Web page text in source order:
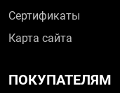
Сертификаты
Карта сайта
ПОКУПАТЕЛЯМ